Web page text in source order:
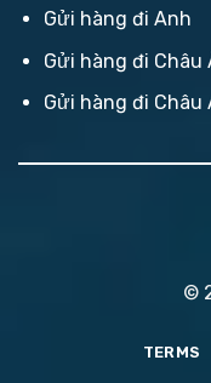
Gửi hàng đi Anh
Gửi hàng đi Châu
Gửi hàng đi Châu
©
TERMS